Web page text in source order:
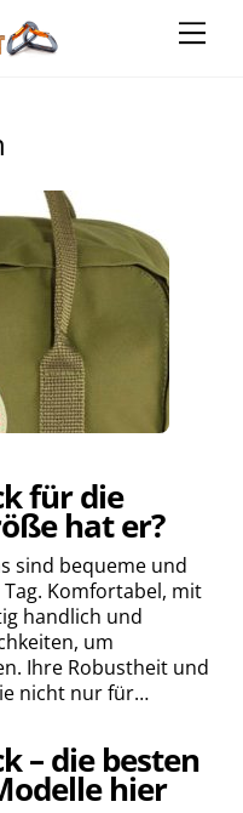
für die
hat er?
sind bequeme und
Komfortabel, mit
handlich und
um
Ihre Robustheit und
nicht nur für…
– die besten
hier